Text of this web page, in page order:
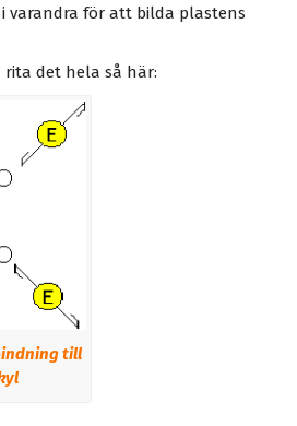
varandra för att bilda plastens
rita det hela så här:
till